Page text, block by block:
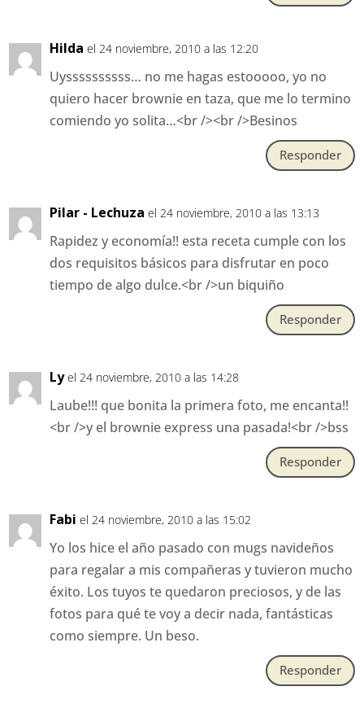
Hilda el 24 noviembre, 2010 a las 12:20
Uyssssssssss… no me hagas estooooo, yo no
quiero hacer brownie en taza, que me lo termino
comiendo yo solita…<br /><br />Besinos
Responder
Pilar - Lechuza el 24 noviembre, 2010 a las 13:13
Rapidez y economía!! esta receta cumple con los
dos requisitos básicos para disfrutar en poco
tiempo de algo dulce.<br />un biquiño
Responder
Ly el 24 noviembre, 2010 a las 14:28
Laube!!! que bonita la primera foto, me encanta!!
<br />y el brownie express una pasada!<br />bss
Responder
Fabi el 24 noviembre, 2010 a las 15:02
Yo los hice el año pasado con mugs navideños
para regalar a mis compañeras y tuvieron mucho
éxito. Los tuyos te quedaron preciosos, y de las
fotos para qué te voy a decir nada, fantásticas
como siempre. Un beso.
Responder